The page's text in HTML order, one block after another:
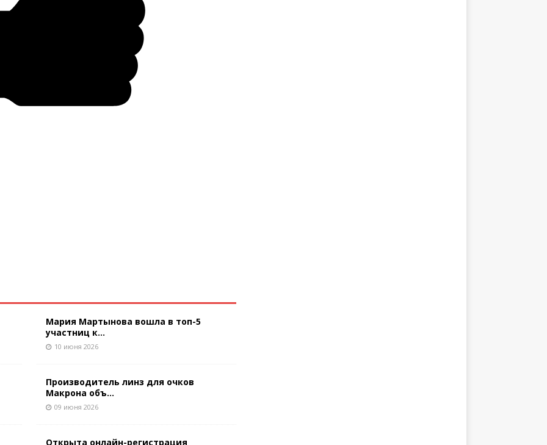
Мария Мартынова вошла в топ-5
участниц к...
10 июня 2026
Производитель линз для очков
Макрона объ...
09 июня 2026
Открыта онлайн-регистрация